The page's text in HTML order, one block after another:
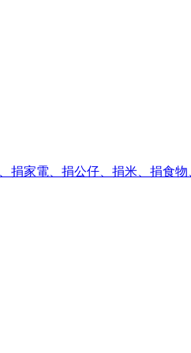
捐家電、捐公仔、捐米、捐食物